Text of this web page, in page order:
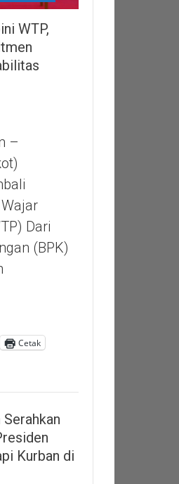
WTP,
–
Dari
(BPK)
Cetak
Serahkan
Kurban di